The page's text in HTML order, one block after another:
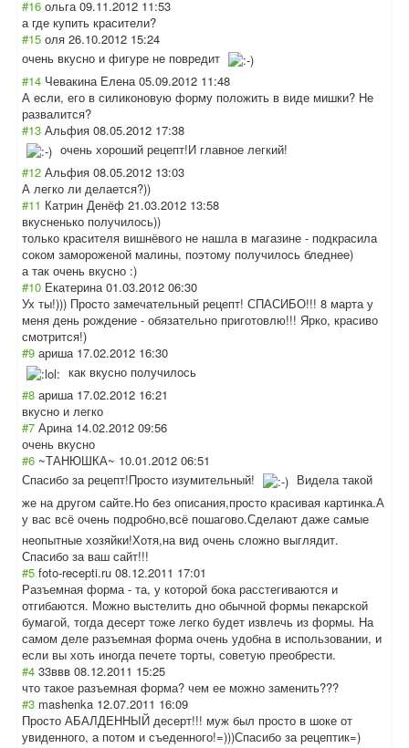
#16 ольга 09.11.2012 11:53
а где купить красители?
#15 оля 26.10.2012 15:24
очень вкусно и фигуре не повредит
#14 Чевакина Елена 05.09.2012 11:48
А если, его в силиконовую форму положить в виде мишки? Не
развалится?
#13 Альфия 08.05.2012 17:38
очень хороший рецепт!И главное легкий!
#12 Альфия 08.05.2012 13:03
А легко ли делается?))
#11 Катрин Денёф 21.03.2012 13:58
вкусненько получилось))
только красителя вишнёвого не нашла в магазине - подкрасила
соком замороженой малины, поэтому получилось бледнее)
а так очень вкусно :)
#10 Екатерина 01.03.2012 06:30
Ух ты!))) Просто замечательный рецепт! СПАСИБО!!! 8 марта у
меня день рождение - обязательно приготовлю!!! Ярко, красиво
смотрится!)
#9 ариша 17.02.2012 16:30
как вкусно получилось
#8 ариша 17.02.2012 16:21
вкусно и легко
#7 Арина 14.02.2012 09:56
очень вкусно
#6 ~ТАНЮШКА~ 10.01.2012 06:51
Спасибо за рецепт!Просто изумительный!
Видела такой
же на другом сайте.Но без описания,просто красивая картинка.А
у вас всё очень подробно,всё пошагово.Сделают даже самые
неопытные хозяйки!Хотя,на вид очень сложно выглядит.
Спасибо за ваш сайт!!!
#5 foto-recepti.ru 08.12.2011 17:01
Разъемная форма - та, у которой бока расстегиваются и
отгибаются. Можно выстелить дно обычной формы пекарской
бумагой, тогда десерт тоже легко будет извлечь из формы. На
самом деле разъемная форма очень удобна в использовании, и
если вы хоть иногда печете торты, советую преобрести.
#4 33ввв 08.12.2011 15:25
что такое разъемная форма? чем ее можно заменить???
#3 mashenka 12.07.2011 16:09
Просто АБАЛДЕННЫЙ десерт!!! муж был просто в шоке от
увиденного, а потом и съеденного!=)))Спасибо за рецептик=)